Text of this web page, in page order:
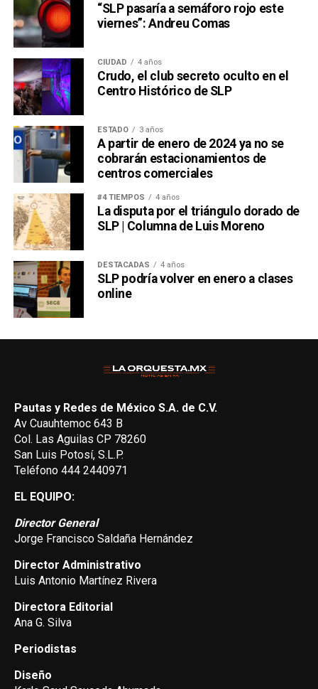
“SLP pasaría a semáforo rojo este
viernes”: Andreu Comas
CIUDAD 4 años
Crudo, el club secreto oculto en el
Centro Histórico de SLP
ESTADO 3 años
A partir de enero de 2024 ya no se
cobrarán estacionamientos de
centros comerciales
#4 TIEMPOS 4 años
La disputa por el triángulo dorado de
SLP | Columna de Luis Moreno
DESTACADAS 4 años
SLP podría volver en enero a clases
online
Pautas y Redes de México S.A. de C.V.
Av Cuauhtemoc 643 B
Col. Las Aguilas CP 78260
San Luis Potosí, S.L.P.
Teléfono 444 2440971
EL EQUIPO:
Director General
Jorge Francisco Saldaña Hernández
Director Administrativo
Luis Antonio Martínez Rivera
Directora Editorial
Ana G. Silva
Periodistas
Diseño